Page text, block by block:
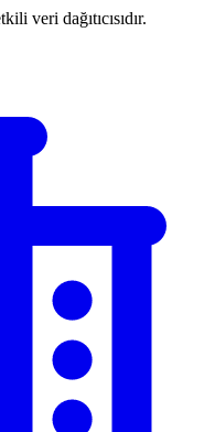
veri dağıtıcısıdır.